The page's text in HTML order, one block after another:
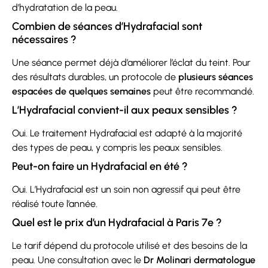
d’hydratation de la peau.
Combien de séances d’Hydrafacial sont
nécessaires ?
Une séance permet déjà d’améliorer l’éclat du teint. Pour
des résultats durables, un protocole de plusieurs séances
espacées de quelques semaines peut être recommandé.
L’Hydrafacial convient-il aux peaux sensibles ?
Oui. Le traitement Hydrafacial est adapté à la majorité
des types de peau, y compris les peaux sensibles.
Peut-on faire un Hydrafacial en été ?
Oui. L’Hydrafacial est un soin non agressif qui peut être
réalisé toute l’année.
Quel est le prix d’un Hydrafacial à Paris 7e ?
Le tarif dépend du protocole utilisé et des besoins de la
peau. Une consultation avec le Dr Molinari dermatologue